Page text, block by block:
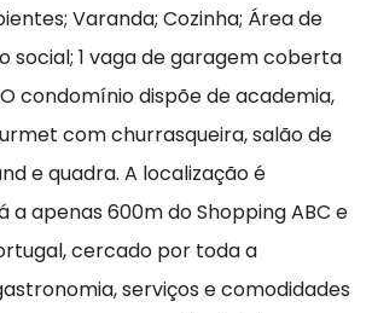
Varanda; Cozinha; Área de
social; 1 vaga de garagem coberta
condomínio dispõe de academia,
com churrasqueira, salão de
e quadra. A localização é
a apenas 600m do Shopping ABC e
cercado por toda a
serviços e comodidades